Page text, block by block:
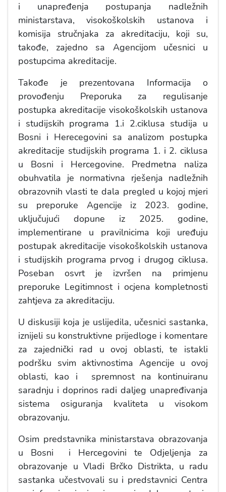
i unapređenja postupanja nadležnih
ministarstava, visokoškolskih ustanova i
komisija stručnjaka za akreditaciju, koji su,
takođe, zajedno sa Agencijom učesnici u
postupcima akreditacije.
Takođe je prezentovana Informacija o
provođenju Preporuka za regulisanje
postupka akreditacije visokoškolskih ustanova
i studijskih programa 1.i 2.ciklusa studija u
Bosni i Herecegovini sa analizom postupka
akreditacije studijskih programa 1. i 2. ciklusa
u Bosni i Hercegovine. Predmetna naliza
obuhvatila je normativna rješenja nadležnih
obrazovnih vlasti te dala pregled u kojoj mjeri
su preporuke Agencije iz 2023. godine,
uključujući dopune iz 2025. godine,
implementirane u pravilnicima koji uređuju
postupak akreditacije visokoškolskih ustanova
i studijskih programa prvog i drugog ciklusa.
Poseban osvrt je izvršen na primjenu
preporuke Legitimnost i ocjena kompletnosti
zahtjeva za akreditaciju.
U diskusiji koja je uslijedila, učesnici sastanka,
iznijeli su konstruktivne prijedloge i komentare
za zajednički rad u ovoj oblasti, te istakli
podršku svim aktivnostima Agencije u ovoj
oblasti, kao i spremnost na kontinuiranu
saradnju i doprinos radi daljeg unapređivanja
sistema osiguranja kvaliteta u visokom
obrazovanju.
Osim predstavnika ministarstava obrazovanja
u Bosni i Hercegovini te Odjeljenja za
obrazovanje u Vladi Brčko Distrikta, u radu
sastanka učestvovali su i predstavnici Centra